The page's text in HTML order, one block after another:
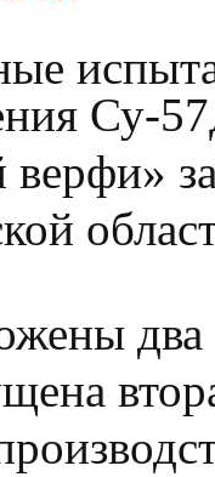
Су-